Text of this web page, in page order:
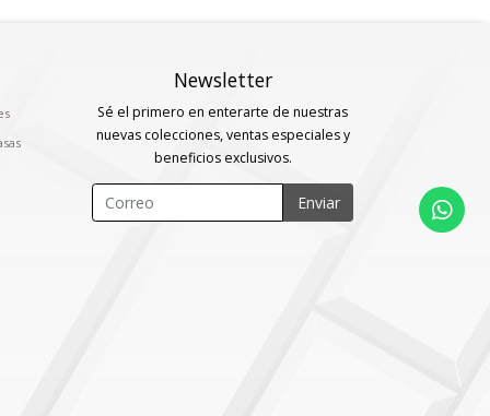
Newsletter
Sé el primero en enterarte de nuestras
nuevas colecciones, ventas especiales y
beneficios exclusivos.
Enviar